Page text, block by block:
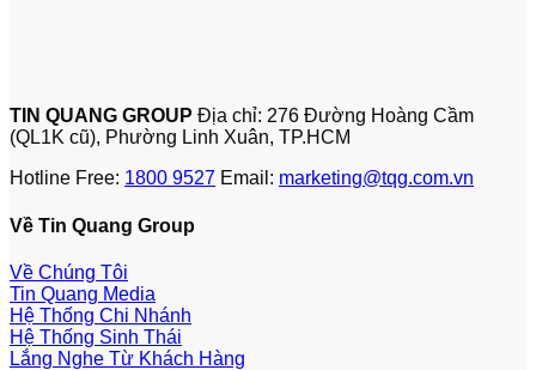
TIN QUANG GROUP Địa chỉ: 276 Đường Hoàng Cầm
(QL1K cũ), Phường Linh Xuân, TP.HCM
Hotline Free: 1800 9527 Email: marketing@tqg.com.vn
Về Tin Quang Group
Về Chúng Tôi
Tin Quang Media
Hệ Thống Chi Nhánh
Hệ Thống Sinh Thái
Lắng Nghe Từ Khách Hàng